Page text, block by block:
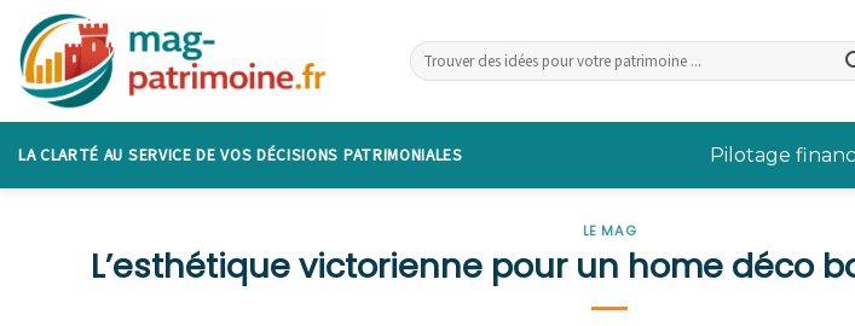
content
LA CLARTÉ AU SERVICE DE VOS DÉCISIONS PATRIMONIALES Pilotage
LE MAG
L’esthétique victorienne pour un home déco